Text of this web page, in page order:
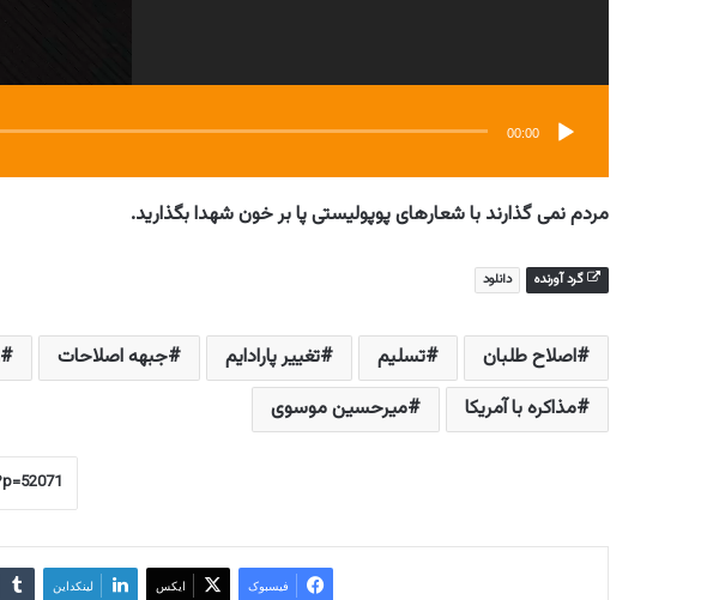
00:00
مردم نمی گذارند با شعارهای پوپولیستی پا بر خون شهدا بگذارید.
گرد آورنده دانلود
اصلاح طلبان تسلیم تغییر پارادایم جبهه اصلاحات
مذاکره با آمریکا
میرحسین موسوی
فیسبوک ایکس لینکداین